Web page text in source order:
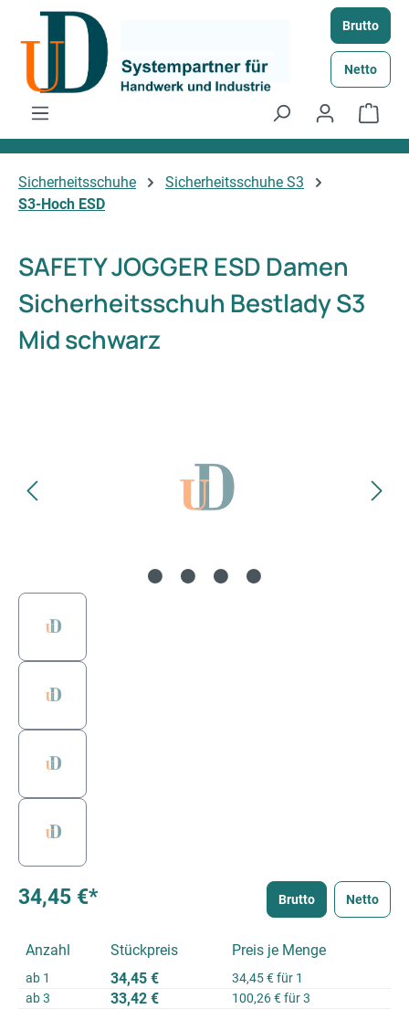
Zum Hauptinhalt springen Brutto
Netto
Sicherheitsschuhe
Sicherheitsschuhe S3
S3-Hoch ESD
SAFETY JOGGER ESD Damen
Sicherheitsschuh Bestlady S3
Mid schwarz
34,45 €* Brutto Netto
Anzahl Stückpreis Preis je Menge
ab 1 34,45 €
34,45 € für 1
ab3 33,42 €
100,26 € für 3